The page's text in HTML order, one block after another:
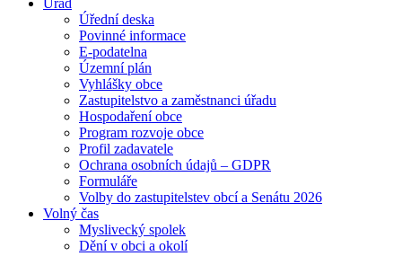
Úřad
Úřední deska
Povinné informace
E-podatelna
Územní plán
Vyhlášky obce
Zastupitelstvo a zaměstnanci úřadu
Hospodaření obce
Program rozvoje obce
Profil zadavatele
Ochrana osobních údajů – GDPR
Formuláře
Volby do zastupitelstev obcí a Senátu 2026
Volný čas
Myslivecký spolek
Dění v obci a okolí